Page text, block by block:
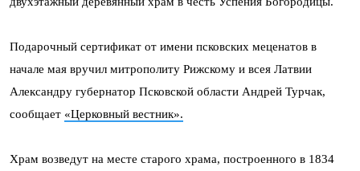
Подарочный сертификат от имени псковских меценатов в
начале мая вручил митрополиту Рижскому и всея Латвии
Александру губернатор Псковской области Андрей Турчак,
сообщает «Церковный вестник».
Храм возведут на месте старого храма, построенного в 1834